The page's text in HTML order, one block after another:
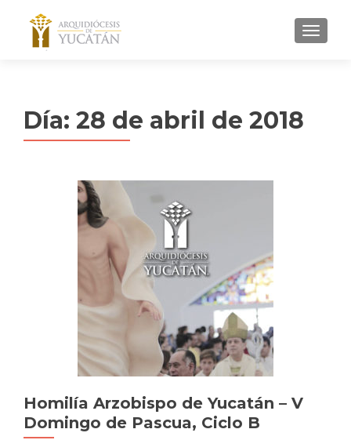
MENU
Día: 28 de abril de 2018
Homilía Arzobispo de Yucatán – V
Domingo de Pascua, Ciclo B